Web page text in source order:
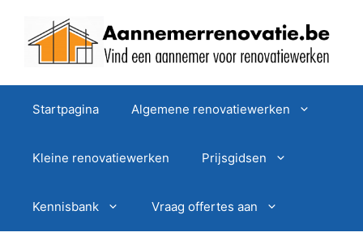
Startpagina Algemene renovatiewerken
Kleine renovatiewerken Prijsgidsen
Kennisbank Vraag offertes aan